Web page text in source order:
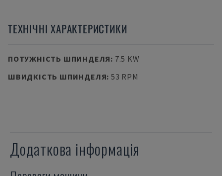
ТЕХНІЧНІ ХАРАКТЕРИСТИКИ
ПОТУЖНІСТЬ ШПИНДЕЛЯ: 7.5 KW
ШВИДКІСТЬ ШПИНДЕЛЯ: 53 RPM
Додаткова інформація